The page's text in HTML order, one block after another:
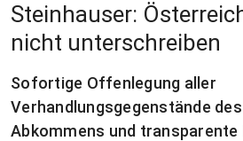
Steinhauser:
nicht unterschreiben
Sofortige Offenlegung aller
Verhandlungsgegenstände
Abkommens und